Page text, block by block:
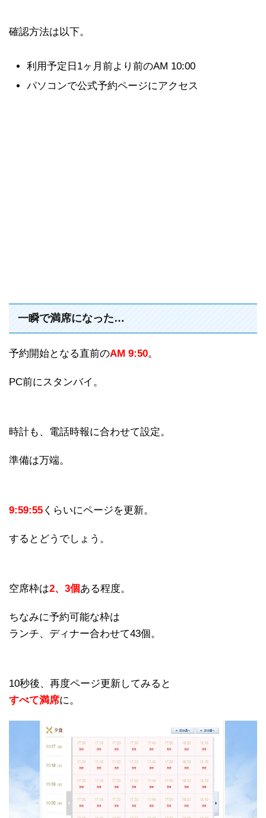
確認方法は以下。
利用予定日1ヶ月前より前のAM 10:00
パソコンで公式予約ページにアクセス
一瞬で満席になった…
予約開始となる直前のAM 9:50。
PC前にスタンバイ。
時計も、電話時報に合わせて設定。
準備は万端。
9:59:55 くらいにページを更新。
するとどうでしょう。
空席枠は2、3個ある程度。
ちなみに予約可能な枠は
ランチ、ディナー合わせて43個。
10秒後、再度ページ更新してみると
すべて満席に。